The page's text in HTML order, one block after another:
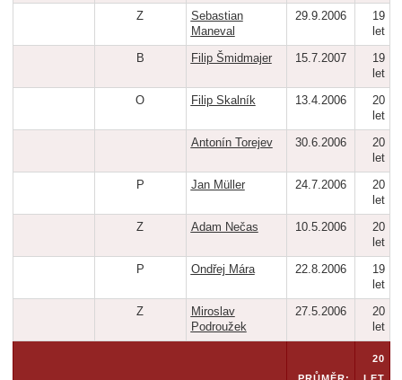
Z
Sebastian
Maneval
29.9.2006
19
let
B Filip Šmidmajer 15.7.2007
19
let
O Filip Skalník 13.4.2006
20
let
Antonín Torejev 30.6.2006
20
let
P Jan Müller 24.7.2006
20
let
Z Adam Nečas 10.5.2006
20
let
P Ondřej Mára 22.8.2006
19
let
Z
Miroslav
Podroužek
27.5.2006
20
let
20